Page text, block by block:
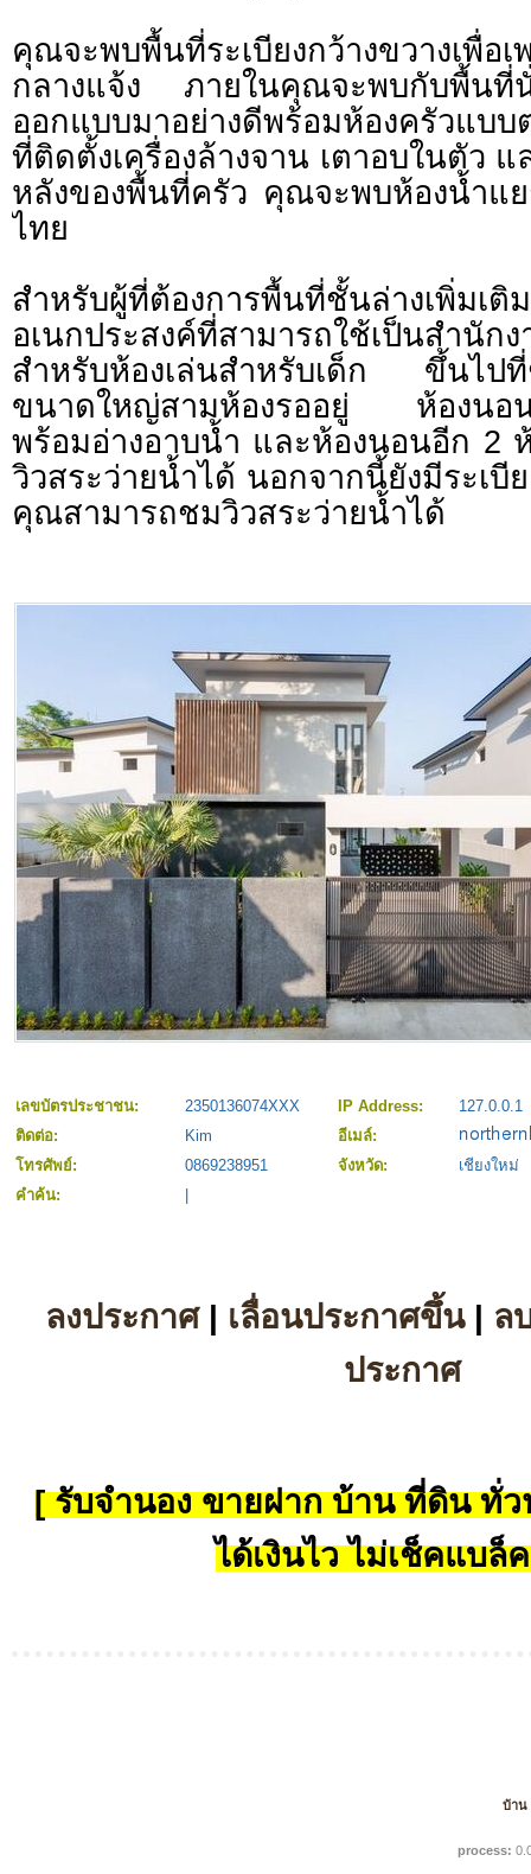
คุณจะพบพื้นที่ระเบียงกว้างขวางเพื่อ
กลางแจ้ง ภายในคุณจะพบกับพื้นที่นั่
ออกแบบมาอย่างดีพร้อมห้องครัวแบ
ที่ติดตั้งเครื่องล้างจาน เตาอบในตัว
หลังของพื้นที่ครัว คุณจะพบห้องน้ำแ
ไทย
สำหรับผู้ที่ต้องการพื้นที่ชั้นล่า
อเนกประสงค์ที่สามารถใช้เป็นสำนัก
สำหรับห้องเล่นสำหรับเด็ก ขึ้นไป
ขนาดใหญ่สามห้องรออยู่ ห้องนอน
พร้อมอ่างอาบน้ำ และห้องนอนอีก 2
วิวสระว่ายน้ำได้ นอกจากนี้ยังมีระเบี
คุณสามารถชมวิวสระว่ายน้ำได้
เลขบัตรประชาชน: 2350136074XXX IP Address:
127.0.0.1
ติดต่อ:
Kim
อีเมล์:
โทรศัพย์:
0869238951 จังหวัด:
เชียงใหม่
คำค้น:
ลงประกาศ| เลื่อนประกาศขึ้น| ล
ประกาศ
[ รับจำนอง ขายฝาก บ้าน ที่ดิน ทั่ว
ได้เงินไว ไม่เช็คแบล็
บ้าน
process: